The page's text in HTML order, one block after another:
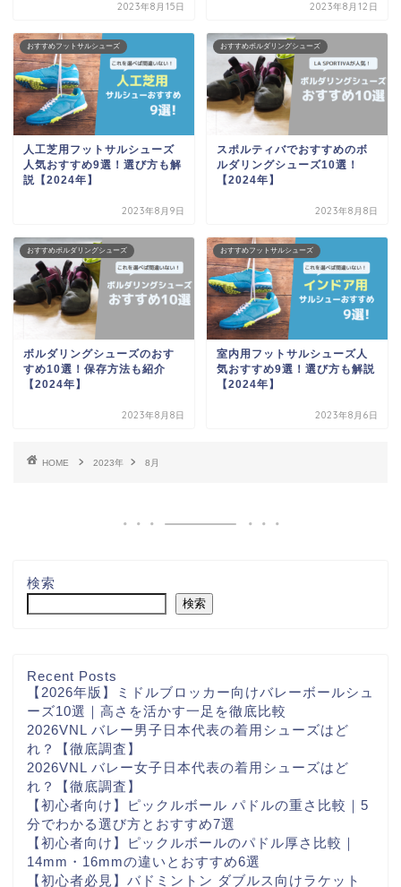
2023年8月15日 2023年8月12日
おすすめフットサルシューズ
人工芝用フットサルシューズ
人気おすすめ9選！選び方も解
説【2024年】
2023年8月9日
おすすめボルダリングシューズ
スポルティバでおすすめのボ
ルダリングシューズ10選！
【2024年】
2023年8月8日
おすすめボルダリングシューズ
ボルダリングシューズのおす
すめ10選！保存方法も紹介
【2024年】
2023年8月8日
おすすめフットサルシューズ
室内用フットサルシューズ人
気おすすめ9選！選び方も解説
【2024年】
2023年8月6日
HOME 2023年 8月
検索
検索
Recent Posts
【2026年版】ミドルブロッカー向けバレーボールシュ
ーズ10選｜高さを活かす一足を徹底比較
2026VNL バレー男子日本代表の着用シューズはど
れ？【徹底調査】
2026VNL バレー女子日本代表の着用シューズはど
れ？【徹底調査】
【初心者向け】ピックルボール パドルの重さ比較｜5
分でわかる選び方とおすすめ7選
【初心者向け】ピックルボールのパドル厚さ比較｜
14mm・16mmの違いとおすすめ6選
【初心者必見】バドミントン ダブルス向けラケット